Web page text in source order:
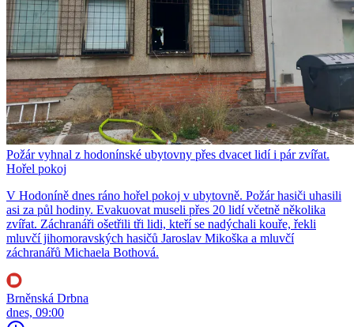
Požár vyhnal z hodonínské ubytovny přes dvacet lidí i pár zvířat.
Hořel pokoj
V Hodoníně dnes ráno hořel pokoj v ubytovně. Požár hasiči uhasili
asi za půl hodiny. Evakuovat museli přes 20 lidí včetně několika
zvířat. Záchranáři ošetřili tři lidi, kteří se nadýchali kouře, řekli
mluvčí jihomoravských hasičů Jaroslav Mikoška a mluvčí
záchranářů Michaela Bothová.
Brněnská Drbna
dnes, 09:00